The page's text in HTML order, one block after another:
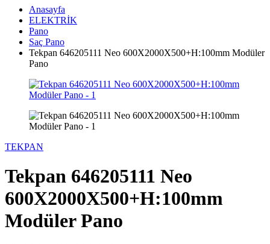
Anasayfa
ELEKTRİK
Pano
Saç Pano
Tekpan 646205111 Neo 600X2000X500+H:100mm Modüler
Pano
TEKPAN
Tekpan 646205111 Neo
600X2000X500+H:100mm
Modüler Pano